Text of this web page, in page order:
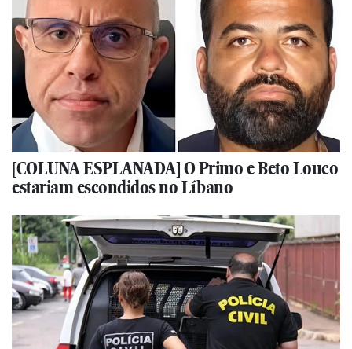
[COLUNA ESPLANADA] O Primo e Beto Louco
estariam escondidos no Líbano